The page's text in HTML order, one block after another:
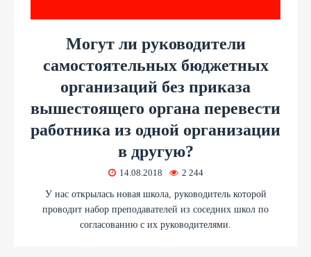
Могут ли руководители
самостоятельных бюджетных
организаций без приказа
вышестоящего органа перевести
работника из одной организации
в другую?
14.08.2018 2 244
У нас открылась новая школа, руководитель которой
проводит набор преподавателей из соседних школ по
согласованию с их руководителями.